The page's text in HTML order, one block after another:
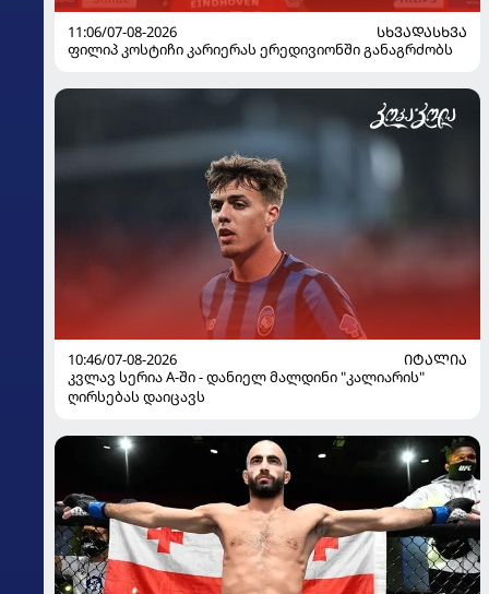
11:06/07-08-2026
ᲡᲮᲕᲐᲓᲐᲡᲮᲕᲐ
ფილიპ კოსტიჩი კარიერას ერედივიონში განაგრძობს
10:46/07-08-2026
ᲘᲢᲐᲚᲘᲐ
კვლავ სერია A-ში - დანიელ მალდინი "კალიარის"
ღირსებას დაიცავს